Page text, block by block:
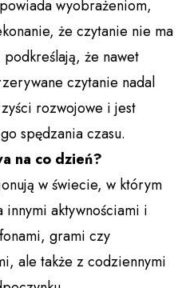
wyobrażeniom,
że czytanie nie ma
podkreślają, że nawet
czytanie nadal
rozwojowe i jest
spędzania czasu.
na co dzień?
w świecie, w którym
innymi aktywnościami i
grami czy
ale także z codziennymi